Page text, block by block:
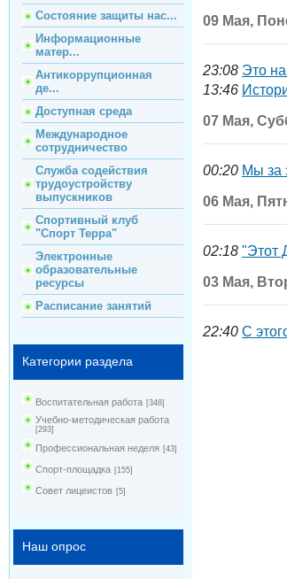
Состояние защиты нас...
Информационные
матер...
Антикоррупционная
де...
Доступная среда
Международное
сотрудничество
Служба содействия
трудоустройству
выпускников
Спортивный клуб
"Спорт Терра"
Электронные
образовательные
ресурсы
Расписание занятий
Категории раздела
Воспитательная работа [348]
Учебно-методическая работа
[293]
Профессиональная неделя [43]
Спорт-площадка [155]
Совет лицеистов [5]
Наш опрос
09 Мая,
23:08 Это
13:46
07 Мая,
00:20 Мы за
06 Мая,
02:18 "Этот
03 Мая,
22:40 С